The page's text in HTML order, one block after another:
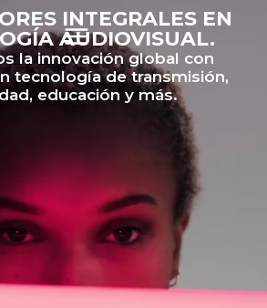
INTEGRALES EN
AUDIOVISUAL.
la innovación global con
tecnología de transmisión,
educación y más.